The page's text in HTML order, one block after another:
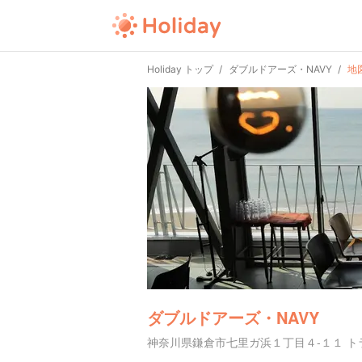
Holiday トップ ダブルドアーズ・NAVY 地
ダブルドアーズ・NAVY
神奈川県鎌倉市七里ガ浜１丁目４-１１